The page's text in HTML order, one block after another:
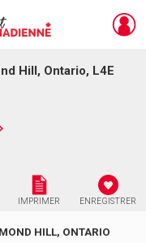
Hill, Ontario, L4E
IMPRIMER ENREGISTRER
HILL, ONTARIO